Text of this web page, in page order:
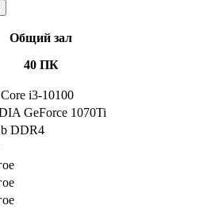
Общий зал
40 ПК
i3-10100
GeForce 1070Ti
DDR4